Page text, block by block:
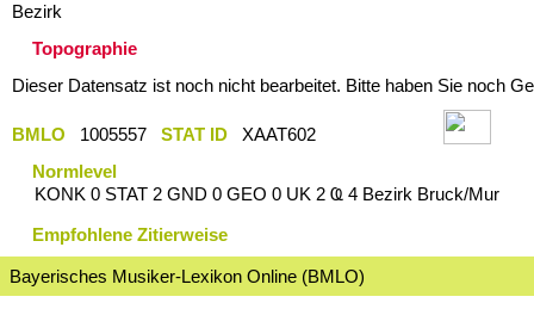
Bezirk
Topographie
Dieser Datensatz ist noch nicht bearbeitet. Bitte haben Sie noch
BMLO 1005557 STAT ID
XAAT602
Normlevel
KONK 0 STAT 2 GND 0 GEO 0 UK 2 Ҩ 4 Bezirk Bruck/Mur
Empfohlene Zitierweise
Bayerisches Musiker-Lexikon Online (BMLO)